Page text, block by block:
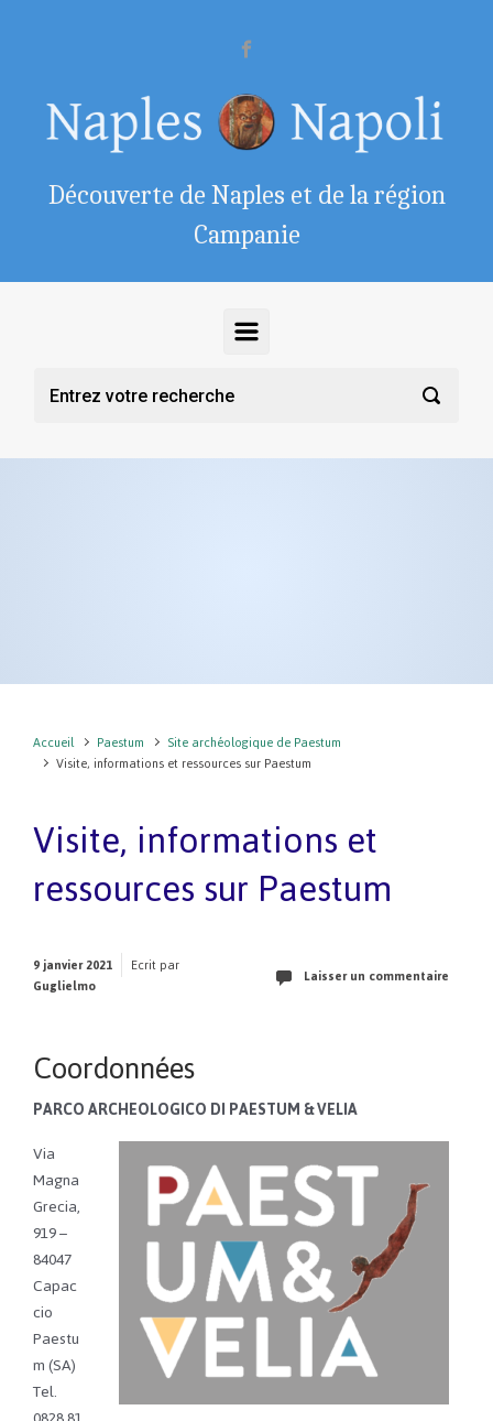
Découverte de Naples et de la région
Campanie
Accueil Paestum
Site archéologique de Paestum
Visite, informations et ressources sur Paestum
Visite, informations et
ressources sur Paestum
9 janvier 2021
Ecrit par
Guglielmo
Laisser un commentaire
Coordonnées
PARCO ARCHEOLOGICO DI PAESTUM & VELIA
Via
Magna
Grecia,
919 –
84047
Capac
cio
Paestu
m (SA)
Tel.